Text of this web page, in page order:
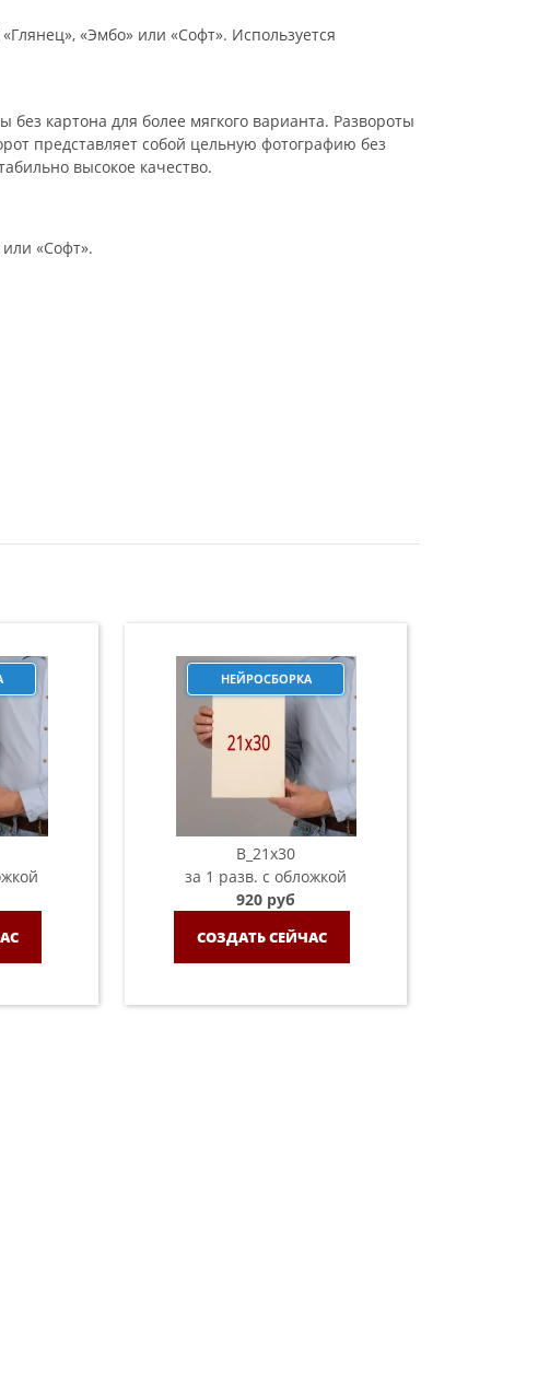
«Эмбо» или «Софт». Используется
картона для более мягкого варианта. Развороты
представляет собой цельную фотографию без
высокое качество.
«Софт».
НЕЙРОСБОРКА
B_21х30
за 1 разв. с обложкой
920 руб
СОЗДАТЬ СЕЙЧАС